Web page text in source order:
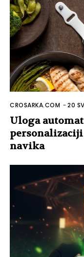
CROSARKA.COM -20
Uloga
navika